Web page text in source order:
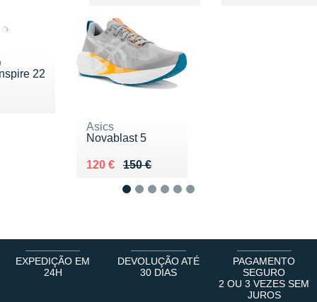
22
Asics
Novablast 5
150 €
Au lieu de 150 €
120 €
Vendu 120 €
EXPEDIÇÃO EM
24H
DEVOLUÇÃO ATÉ
30 DIAS
PAGAMENTO
SEGURO
2 OU 3 VEZES SEM
JUROS